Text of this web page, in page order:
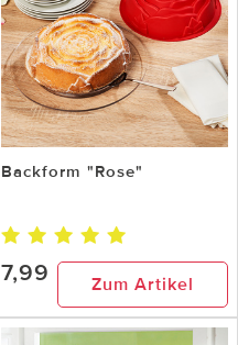
Backform "Rose"
7,99 Zum Artikel